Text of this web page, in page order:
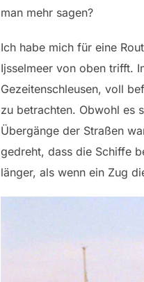
man mehr sagen?
Ich habe mich für eine
Ijsselmeer von oben trifft.
Gezeitenschleusen, voll
zu betrachten. Obwohl es
Übergänge der Straßen
gedreht, dass die Schiffe
länger, als wenn ein Zug